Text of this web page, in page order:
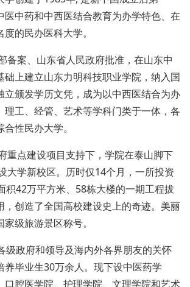
医中药和中西医结合教育为办学特色、在
的民办医科大学。
备案、山东省人民政府批准，在山东中
础上建立山东力明科技职业学院，纳入国
立颁发学历文凭，成为以中西医结合为办
理工、经管、艺术等学科门类于一体，各
性民办大学。
重点建设项目支持下，学院在泰山脚下
大学新校区。历时仅14个月，一所投资
积42万平方米、58栋大楼的一期工程拔
，创造了全国高校建设史上的奇迹。美丽
级旅游景区称号。
级政府和领导及海内外各界朋友的关怀
养毕业生30万余人。现下设中医药学
口腔医学院、护理学院、文理学院和艺术